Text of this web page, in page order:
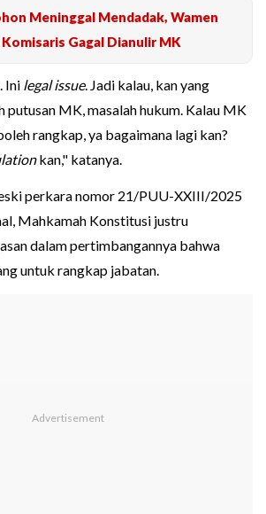
Meninggal Mendadak, Wamen
Komisaris Gagal Dianulir MK
Ini legal issue. Jadi kalau, kan yang
putusan MK, masalah hukum. Kalau MK
rangkap, ya bagaimana lagi kan?
kan," katanya.
perkara nomor 21/PUU-XXIII/2025
Mahkamah Konstitusi justru
dalam pertimbangannya bahwa
untuk rangkap jabatan.